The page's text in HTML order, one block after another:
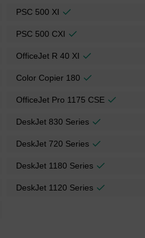
PSC 500 XI
PSC 500 CXI
OfficeJet R 40 XI
Color Copier 180
OfficeJet Pro 1175 CSE
DeskJet 830 Series
DeskJet 720 Series
DeskJet 1180 Series
DeskJet 1120 Series